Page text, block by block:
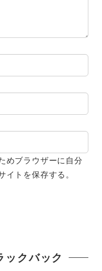
めブラウザーに自分
トを保存する。
ックバック